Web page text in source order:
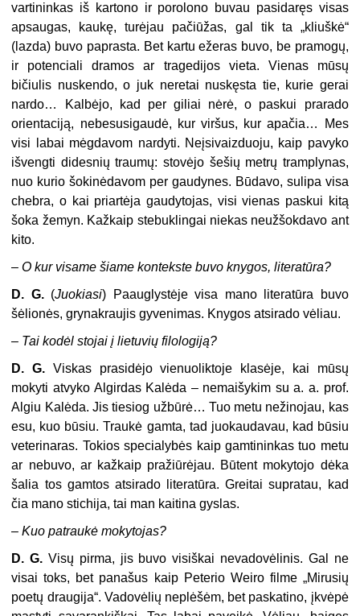
vartininkas iš kartono ir porolono buvau pasidaręs visas
apsaugas, kaukę, turėjau pačiūžas, gal tik ta „kliuškė“
(lazda) buvo paprasta. Bet kartu ežeras buvo, be pramogų,
ir potenciali dramos ar tragedijos vieta. Vienas mūsų
bičiulis nuskendo, o juk neretai nuskęsta tie, kurie gerai
nardo… Kalbėjo, kad per giliai nėrė, o paskui prarado
orientaciją, nebesusigaudė, kur viršus, kur apačia… Mes
visi labai mėgdavom nardyti. Neįsivaizduoju, kaip pavyko
išvengti didesnių traumų: stovėjo šešių metrų tramplynas,
nuo kurio šokinėdavom per gaudynes. Būdavo, sulipa visa
chebra, o kai priartėja gaudytojas, visi vienas paskui kitą
šoka žemyn. Kažkaip stebuklingai niekas neužšokdavo ant
kito.
–O kur visame šiame kontekste buvo knygos, literatūra?
D. G. (Juokiasi) Paauglystėje visa mano literatūra buvo
šėlionės, grynakraujis gyvenimas. Knygos atsirado vėliau.
– Tai kodėl stojai į lietuvių filologiją?
D. G. Viskas prasidėjo vienuoliktoje klasėje, kai mūsų
mokyti atvyko Algirdas Kalėda – nemaišykim su a. a. prof.
Algiu Kalėda. Jis tiesiog užbūrė… Tuo metu nežinojau, kas
esu, kuo būsiu. Traukė gamta, tad juokaudavau, kad būsiu
veterinaras. Tokios specialybės kaip gamtininkas tuo metu
ar nebuvo, ar kažkaip pražiūrėjau. Būtent mokytojo dėka
šalia tos gamtos atsirado literatūra. Greitai supratau, kad
čia mano stichija, tai man kaitina gyslas.
–Kuo patraukė mokytojas?
D. G.Visų pirma, jis buvo visiškai nevadovėlinis. Gal ne
visai toks, bet panašus kaip Peterio Weiro filme „Mirusių
poetų draugija“. Vadovėlių neplėšėm, bet paskatino, įkvėpė